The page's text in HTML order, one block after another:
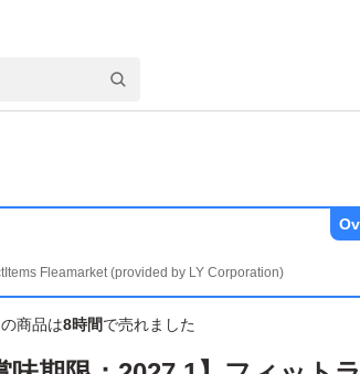
Fleamarket (provided by LY Corporation)
商品は8時間で売れました